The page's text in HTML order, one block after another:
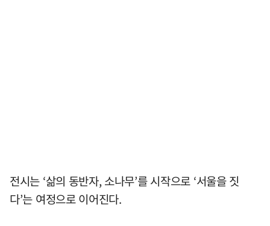
전시는 ‘삶의 동반자, 소나무’를 시작으로 ‘서울을 짓
다’는 여정으로 이어진다.